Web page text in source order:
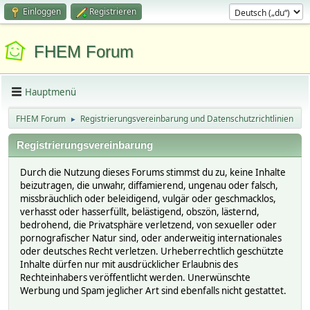
Einloggen Registrieren
FHEM Forum
Hauptmenü
FHEM Forum ► Registrierungsvereinbarung und Datenschutzrichtlinien
Registrierungsvereinbarung
Durch die Nutzung dieses Forums stimmst du zu, keine Inhalte
beizutragen, die unwahr, diffamierend, ungenau oder falsch,
missbräuchlich oder beleidigend, vulgär oder geschmacklos,
verhasst oder hasserfüllt, belästigend, obszön, lästernd,
bedrohend, die Privatsphäre verletzend, von sexueller oder
pornografischer Natur sind, oder anderweitig internationales
oder deutsches Recht verletzen. Urheberrechtlich geschützte
Inhalte dürfen nur mit ausdrücklicher Erlaubnis des
Rechteinhabers veröffentlicht werden. Unerwünschte
Werbung und Spam jeglicher Art sind ebenfalls nicht gestattet.